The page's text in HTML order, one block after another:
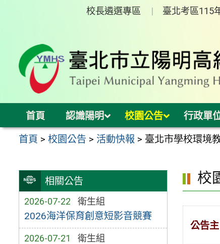
校長遴選專區 臺北考區115
首頁 認識陽明 校園公告 行政單
首頁 >校園公告 > 活動快報 > 臺北市學校環境
相關公告
2026-07-22 衛生組
2026海洋保育創意短影音競賽
2026-07-21 衛生組
校
公告